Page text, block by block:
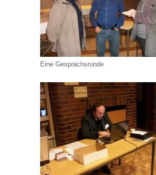
Eine Gesprächsrunde